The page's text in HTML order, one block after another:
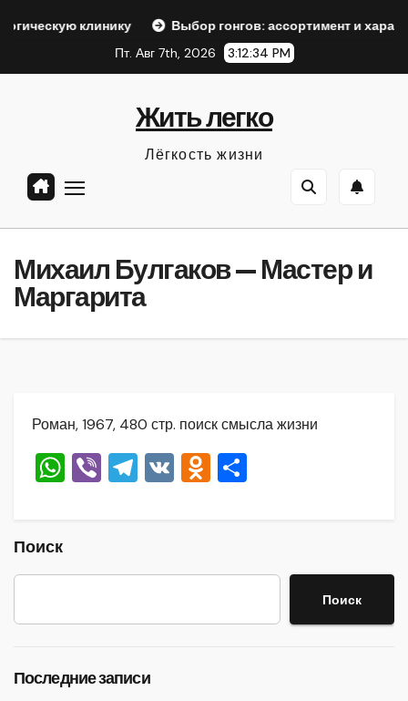
Выбор гонгов: ассортимент и характеристики
Пт. Авг 7th, 2026
3:12:36 PM
Жить легко
Лёгкость жизни
Михаил Булгаков — Мастер и
Маргарита
Роман, 1967, 480 стр. поиск смысла жизни
W
A
p
Vi T
a
m
V O
kl
a
в
и
Поиск
Поиск
Последние записи